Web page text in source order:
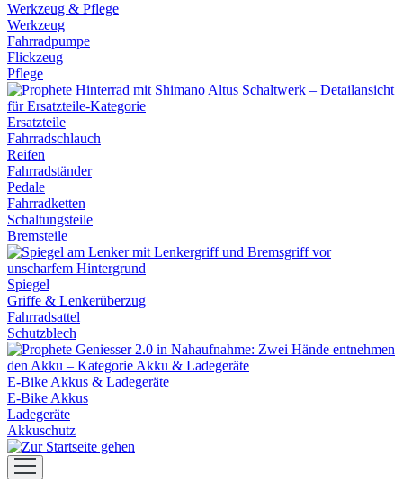
Werkzeug & Pflege
Werkzeug
Fahrradpumpe
Flickzeug
Pflege
Ersatzteile
Fahrradschlauch
Reifen
Fahrradständer
Pedale
Fahrradketten
Schaltungsteile
Bremsteile
Spiegel
Griffe & Lenkerüberzug
Fahrradsattel
Schutzblech
E-Bike Akkus & Ladegeräte
E-Bike Akkus
Ladegeräte
Akkuschutz